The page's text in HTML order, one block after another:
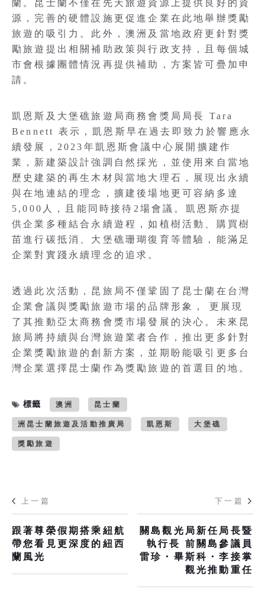
蘭。昆士蘭不僅在先天旅遊資源上提供良好的資
源，完善的硬體設施更促進企業在此地舉辦獎勵
旅遊的吸引力。此外，澳洲及當地政府更針對獎
勵旅遊提出相關補助政策與行政支持，且每個城
市會根據團體情況再提供補助，方案皆可疊加申
請。
凱恩斯及大堡礁旅遊局商務會獎局局長 Tara
Bennett 表示，凱恩斯早在過去即致力於響應永
續發展，2023年凱恩斯會議中心展開擴建作
業，新建築設計強調自然採光，並使用來自當地
歷史建築的再生木材與當地大理石，展現出永續
與在地連結的理念，擴建後場地更可容納多達
5,000人，且能同時接待2場會議。凱恩斯亦提
供企業多種結合永續遊程，如植樹活動、購買樹
苗進行碳抵消、大堡礁珊瑚復育等體驗，能滿足
企業對實踐永續理念的追求。
透過此次活動，昆旅局不僅鞏固了昆士蘭在台灣
企業會議與獎勵旅遊市場的品牌形象， 更展現
了其推動亞太商務會獎市場發展的決心。未來昆
旅局將持續與台灣旅遊業者合作，推出更多針對
企業獎勵旅遊的創新方案，並期盼能吸引更多台
灣企業選擇昆士蘭作為獎勵旅遊的首選目的地。
標籤 澳洲 昆士蘭
洲昆士蘭旅遊及活動推廣局 凱恩斯 大堡礁
獎勵旅遊
上一篇
跟著尊榮假期搭乘紐航
帶您看見更深度的紐西
蘭風光
下一篇
關島觀光局新任局長暨
執行長 前關島參議員
雷珍・畢斯科・李接掌
觀光推動重任